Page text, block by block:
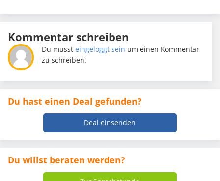
Kommentar schreiben
Du mussteingeloggt sein um einen Kommentar
zu schreiben.
Du hast einen Deal gefunden?
Deal einsenden
Du willst beraten werden?